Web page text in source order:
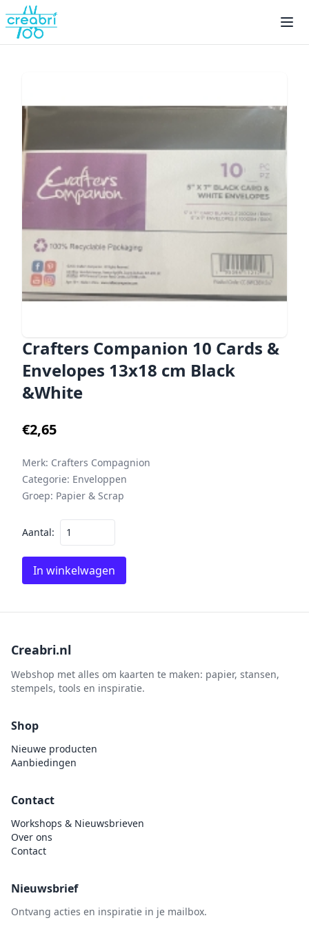
Crafters Companion 10 Cards &
Envelopes 13x18 cm Black
&White
€2,65
Merk: Crafters Compagnion
Categorie: Enveloppen
Groep: Papier & Scrap
Aantal:
In winkelwagen
Creabri.nl
Webshop met alles om kaarten te maken: papier, stansen,
stempels, tools en inspiratie.
Shop
Nieuwe producten
Aanbiedingen
Contact
Workshops & Nieuwsbrieven
Over ons
Contact
Nieuwsbrief
Ontvang acties en inspiratie in je mailbox.